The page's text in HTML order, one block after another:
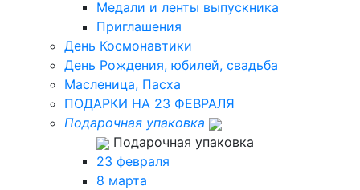
Медали и ленты выпускника
Приглашения
День Космонавтики
День Рождения, юбилей, свадьба
Масленица, Пасха
ПОДАРКИ НА 23 ФЕВРАЛЯ
Подарочная упаковка
Подарочная упаковка
23 февраля
8 марта